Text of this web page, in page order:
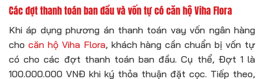
Các đợt thanh toán ban đầu và vốn tự có căn hộ Viha Flora
Khi áp dụng phương án thanh toán vay vốn ngân hàng
cho căn hộ Viha Flora, khách hàng cần chuẩn bị vốn tự
có cho các đợt thanh toán ban đầu. Cụ thể, Đợt 1 là
100.000.000 VNĐ khi ký thỏa thuận đặt cọc. Tiếp theo,